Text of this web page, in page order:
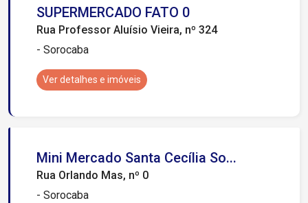
SUPERMERCADO FATO 0
Rua Professor Aluísio Vieira, nº 324
- Sorocaba
Ver detalhes e imóveis
Mini Mercado Santa Cecília So...
Rua Orlando Mas, nº 0
- Sorocaba